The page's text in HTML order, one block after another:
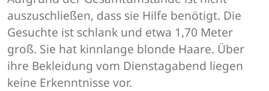
auszuschließen, dass sie Hilfe benötigt. Die
Gesuchte ist schlank und etwa 1,70 Meter
groß. Sie hat kinnlange blonde Haare. Über
ihre Bekleidung vom Dienstagabend liegen
keine Erkenntnisse vor.